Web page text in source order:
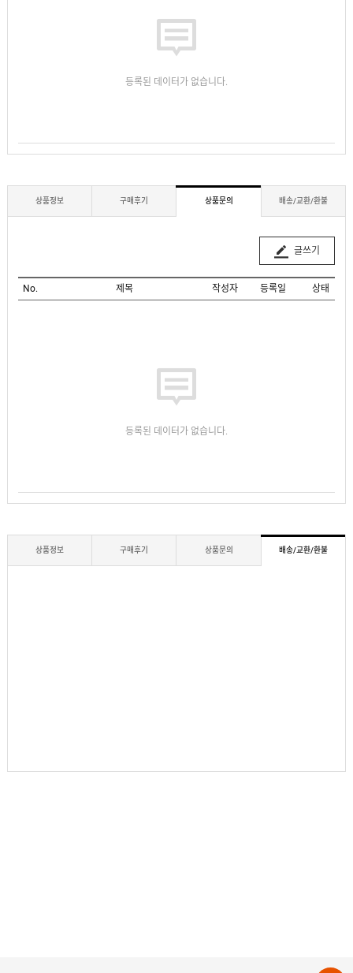
등록된 데이터가 없습니다.
상품정보 구매후기 상품문의 배송/교환/환불
글쓰기
No. 제목 작성자 등록일 상태
등록된 데이터가 없습니다.
상품정보 구매후기 상품문의 배송/교환/환불